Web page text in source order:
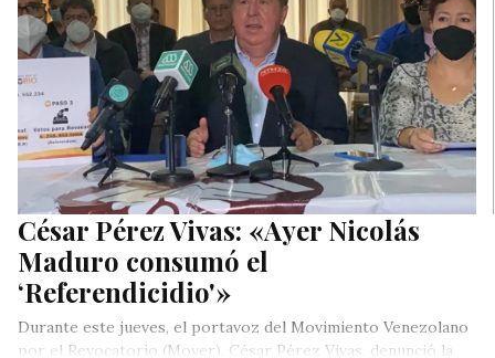
César Pérez Vivas: «Ayer Nicolás
Maduro consumó el
‘Referendicidio'»
Durante este jueves, el portavoz del Movimiento Venezolano
por el Revocatorio (Mover), César Pérez Vivas, denunció la